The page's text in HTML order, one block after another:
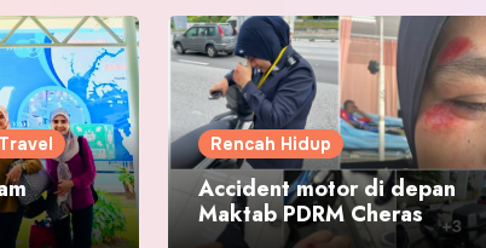
Rencah Hidup
Accident motor di depan
Maktab PDRM Cheras